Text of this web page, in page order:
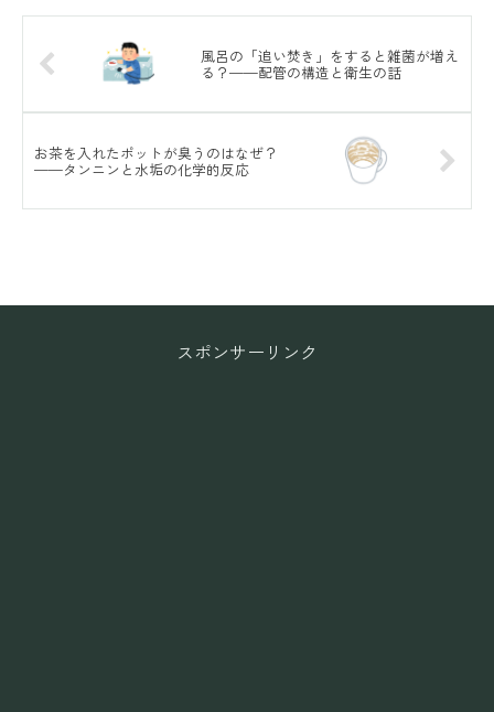
風呂の「追い焚き」をすると雑菌が増え
る？——配管の構造と衛生の話
お茶を入れたポットが臭うのはなぜ？
——タンニンと水垢の化学的反応
スポンサーリンク